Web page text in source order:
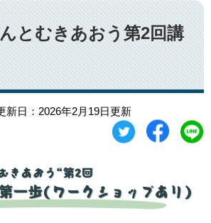
とむきあおう第2回講
新日：2026年2月19日更新